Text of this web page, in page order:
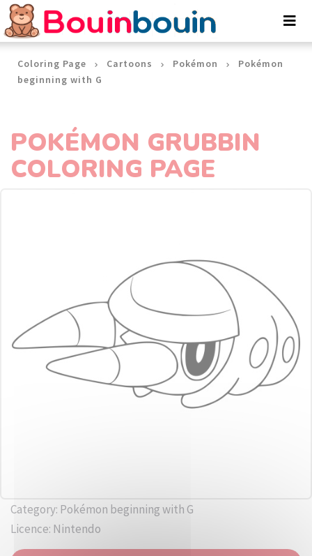
Coloring Page Cartoons Pokémon
Pokémon
beginning with G
POKÉMON GRUBBIN
COLORING PAGE
Category: Pokémon beginning with G
Licence: Nintendo
Cookies management panel